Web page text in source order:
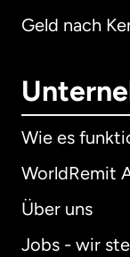
Geld nach
Wie es
WorldRemit
Über uns
Jobs - wir